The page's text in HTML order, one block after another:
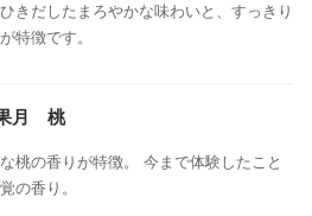
きだしたまろやかな味わいと、すっきり
特徴です。
月 桃
桃の香りが特徴。 今まで体験したこと
の香り。